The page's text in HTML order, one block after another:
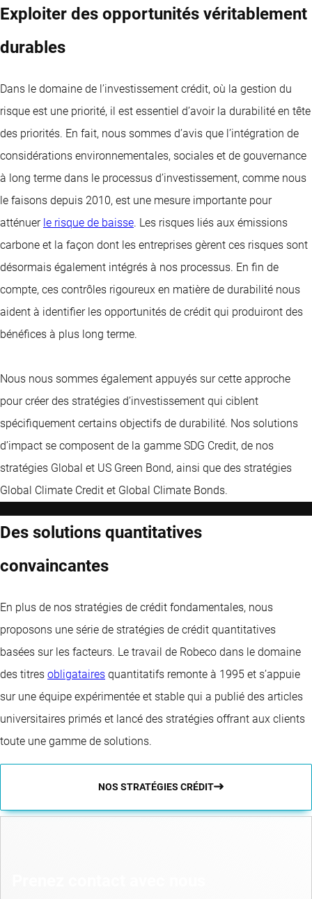
Exploiter des opportunités véritablement
durables
Dans le domaine de l’investissement crédit, où la gestion du
risque est une priorité, il est essentiel d’avoir la durabilité en tête
des priorités. En fait, nous sommes d’avis que l’intégration de
considérations environnementales, sociales et de gouvernance
à long terme dans le processus d’investissement, comme nous
le faisons depuis 2010, est une mesure importante pour
atténuer le risque de baisse. Les risques liés aux émissions
carbone et la façon dont les entreprises gèrent ces risques sont
désormais également intégrés à nos processus. En fin de
compte, ces contrôles rigoureux en matière de durabilité nous
aident à identifier les opportunités de crédit qui produiront des
bénéfices à plus long terme.
Nous nous sommes également appuyés sur cette approche
pour créer des stratégies d’investissement qui ciblent
spécifiquement certains objectifs de durabilité. Nos solutions
d’impact se composent de la gamme SDG Credit, de nos
stratégies Global et US Green Bond, ainsi que des stratégies
Global Climate Credit et Global Climate Bonds.
Des solutions quantitatives
convaincantes
En plus de nos stratégies de crédit fondamentales, nous
proposons une série de stratégies de crédit quantitatives
basées sur les facteurs. Le travail de Robeco dans le domaine
des titres obligataires quantitatifs remonte à 1995 et s’appuie
sur une équipe expérimentée et stable qui a publié des articles
universitaires primés et lancé des stratégies offrant aux clients
toute une gamme de solutions.
NOS STRATÉGIES CRÉDIT